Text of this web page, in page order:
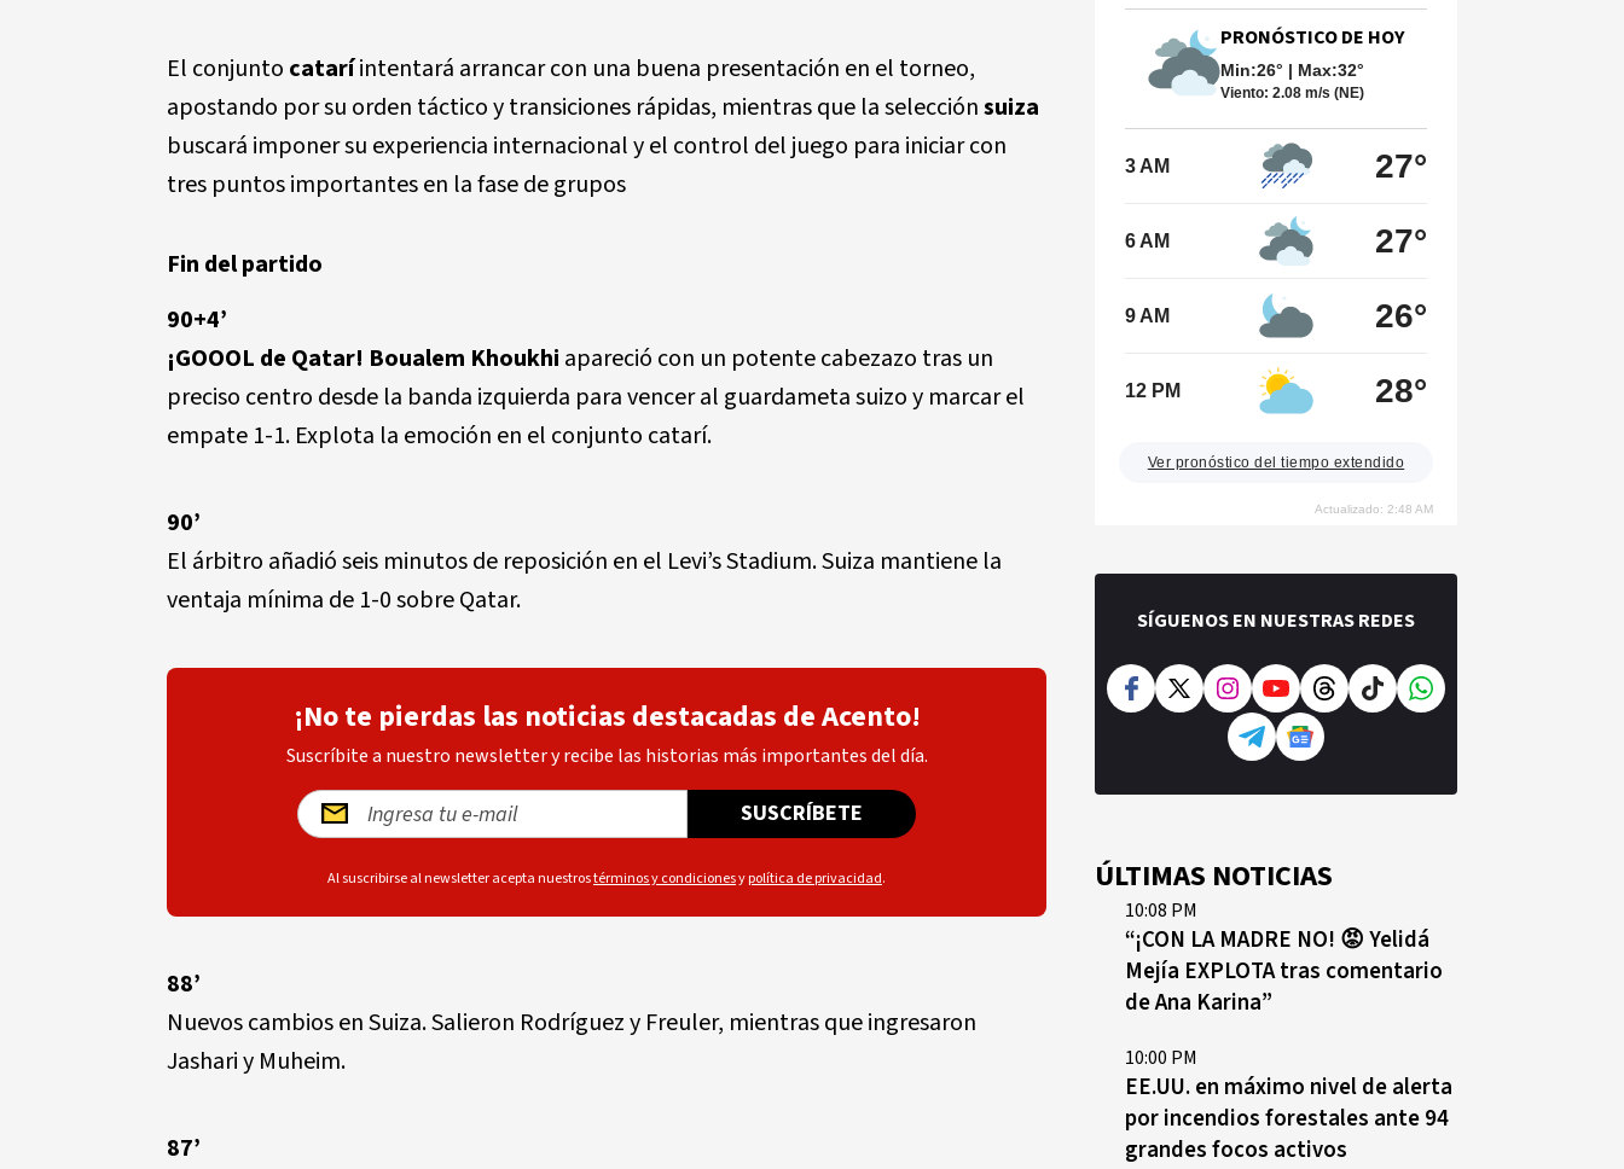
El conjunto cataríintentará arrancar con una buena presentación en el torneo,
apostando por su orden táctico y transiciones rápidas, mientras que la selecciónsuiza
buscará imponer su experiencia internacional y el control del juego para iniciar con
tres puntos importantes en la fase de grupos
Fin del partido
90+4’
¡GOOOL de Qatar! Boualem Khoukhi apareció con un potente cabezazo tras un
preciso centro desde la banda izquierda para vencer al guardameta suizo y marcar el
empate 1-1. Explota la emoción en el conjunto catarí.
90’
El árbitro añadió seis minutos de reposición en el Levi’s Stadium. Suiza mantiene la
ventaja mínima de 1-0 sobre Qatar.
¡No te pierdas las noticias destacadas de Acento!
Suscríbite a nuestro newsletter y recibe las historias más importantes del día.
SUSCRÍBETE
Al suscribirse al newsletter acepta nuestrostérminos y condicionesypolítica de privacidad.
88’
Nuevos cambios en Suiza. Salieron Rodríguez y Freuler, mientras que ingresaron
Jashari y Muheim.
87’
PRONÓSTICO DE HOY
Min:26° | Max:32°
Viento: 2.08 m/s (NE)
3 AM 27°
6 AM 27°
9 AM 26°
12 PM 28°
Ver pronóstico del tiempo extendido
Actualizado: 2:48 AM
SÍGUENOS EN NUESTRAS REDES
ÚLTIMAS NOTICIAS
10:08 PM
“¡CON LA MADRE NO! 😡 Yelidá
Mejía EXPLOTA tras comentario
de Ana Karina”
10:00 PM
EE.UU. en máximo nivel de alerta
por incendios forestales ante 94
grandes focos activos